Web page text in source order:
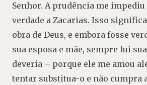
Senhor. A prudência me impediu
verdade a Zacarias. Isso
obra de Deus, e embora fosse
sua esposa e mãe, sempre fui
deveria – porque ele me amou
tentar substitua-o e não cumpra